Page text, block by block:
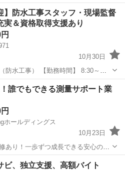
ート作業 👉 未経験OK！
地 大阪市内および
土木 未経験
】防水工事スタッフ・現場監督
実＆資格取得支援あり
10月30日
務時間】 8:30～
作成など、工事全体の進行を管理...
未経験
誰でもできる測量サポート業
ホールディングス
10月23日
車・ガソリン・機材など全額支給 ◆必須条件 普通自...
務
ビ、独立支援、高額バイト